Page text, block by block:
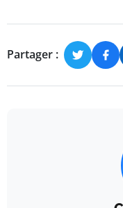
Partager :